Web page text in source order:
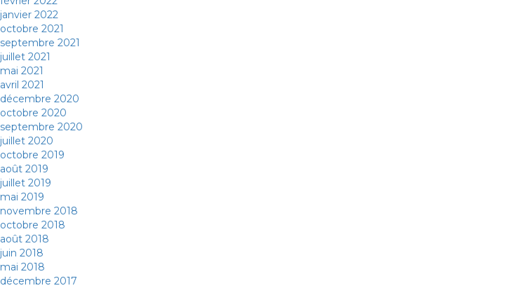
janvier 2022
octobre 2021
septembre 2021
juillet 2021
mai 2021
avril 2021
décembre 2020
octobre 2020
septembre 2020
juillet 2020
octobre 2019
août 2019
juillet 2019
mai 2019
novembre 2018
octobre 2018
août 2018
juin 2018
mai 2018
décembre 2017